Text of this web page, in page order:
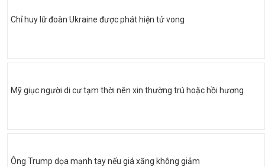
Chỉ huy lữ đoàn Ukraine được phát hiện tử vong
Mỹ giục người di cư tạm thời nên xin thường trú hoặc hồi hương
Ông Trump dọa mạnh tay nếu giá xăng không giảm